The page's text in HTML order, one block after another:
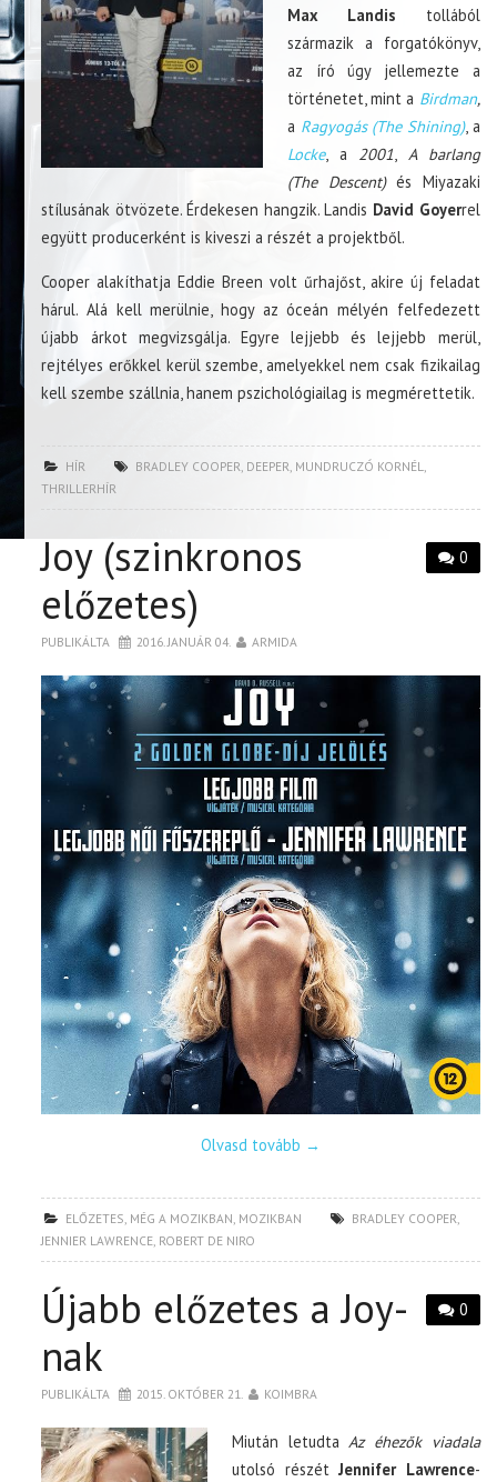
Max Landis tollából
származik a forgatókönyv,
az író úgy jellemezte a
történetet, mint a Birdman,
a Ragyogás (The Shining), a
Locke, a 2001, A barlang
(The Descent)és Miyazaki
stílusának ötvözete. Érdekesen hangzik. Landis David Goyerrel
együtt producerként is kiveszi a részét a projektből.
Cooper alakíthatja Eddie Breen volt űrhajőst, akire új feladat
hárul. Alá kell merülnie, hogy az óceán mélyén felfedezett
újabb árkot megvizsgálja. Egyre lejjebb és lejjebb merül,
rejtélyes erőkkel kerül szembe, amelyekkel nem csak fizikailag
kell szembe szállnia, hanem pszichológiailag is megmérettetik.
HÍR BRADLEY COOPER, DEEPER, MUNDRUCZÓ KORNÉL,
THRILLERHÍR
0
Joy (szinkronos
előzetes)
PUBLIKÁLTA 2016. JANUÁR 04. ARMIDA
Olvasd tovább →
ELŐZETES, MÉG A MOZIKBAN, MOZIKBAN BRADLEY COOPER,
JENNIER LAWRENCE, ROBERT DE NIRO
0
Újabb előzetes a Joy-
nak
PUBLIKÁLTA 2015. OKTÓBER 21. KOIMBRA
Miután letudta Az éhezők viadala
utolsó részétJennifer Lawrence-